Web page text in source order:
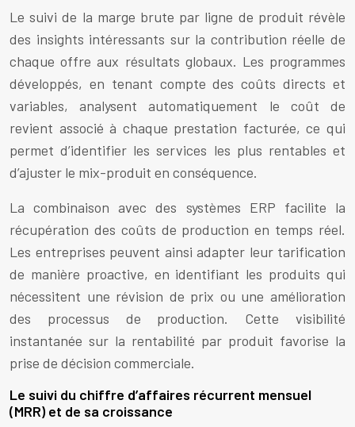
Le suivi de la marge brute par ligne de produit révèle
des insights intéressants sur la contribution réelle de
chaque offre aux résultats globaux. Les programmes
développés, en tenant compte des coûts directs et
variables, analysent automatiquement le coût de
revient associé à chaque prestation facturée, ce qui
permet d’identifier les services les plus rentables et
d’ajuster le mix-produit en conséquence.
La combinaison avec des systèmes ERP facilite la
récupération des coûts de production en temps réel.
Les entreprises peuvent ainsi adapter leur tarification
de manière proactive, en identifiant les produits qui
nécessitent une révision de prix ou une amélioration
des processus de production. Cette visibilité
instantanée sur la rentabilité par produit favorise la
prise de décision commerciale.
Le suivi du chiffre d’affaires récurrent mensuel
(MRR) et de sa croissance